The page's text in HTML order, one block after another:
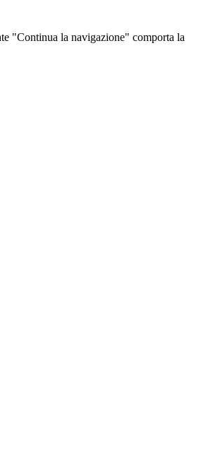
"Continua la navigazione" comporta la